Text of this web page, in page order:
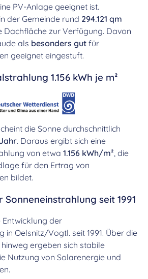
PV-Anlage geeignet ist.
der Gemeinde rund 294.121 qm
Dachfläche zur Verfügung. Davon
als besonders gut für
geeignet eingestuft.
1.156 kWh je m²
die Sonne durchschnittlich
. Daraus ergibt sich eine
von etwa 1.156 kWh/m², die
für den Ertrag von
bildet.
Sonneneinstrahlung seit 1991
Entwicklung der
in Oelsnitz/Vogtl. seit 1991. Über die
ergeben sich stabile
Nutzung von Solarenergie und